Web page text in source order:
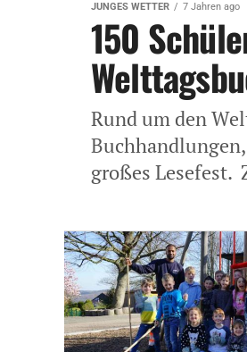
JUNGES WETTER 7 Jahren ago
150
Rund um den
großes Lesefest.